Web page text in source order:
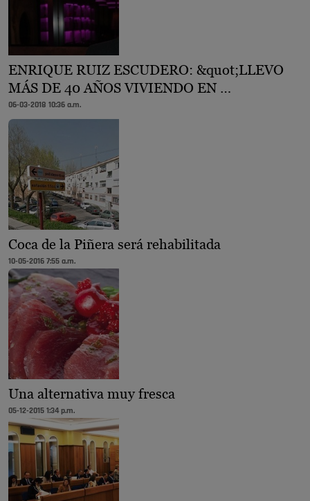
ENRIQUE RUIZ ESCUDERO: &quot;LLEVO
MÁS DE 40 AÑOS VIVIENDO EN …
06-03-2018 10:36 a.m.
Coca de la Piñera será rehabilitada
10-05-2016 7:55 a.m.
Una alternativa muy fresca
05-12-2015 1:34 p.m.